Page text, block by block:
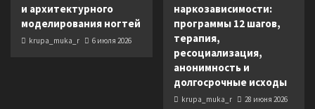
и архитектурного
моделирования ногтей
krupa_muka_r 6 июля 2026
наркозависимости:
программы 12 шагов,
терапия,
ресоциализация,
анонимность и
долгосрочные исходы
krupa_muka_r 28 июня 2026